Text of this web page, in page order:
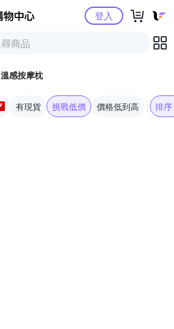
Yahoo購物中心登入
溫感按摩枕
有現貨 挑戰低價 價格低到高 排序